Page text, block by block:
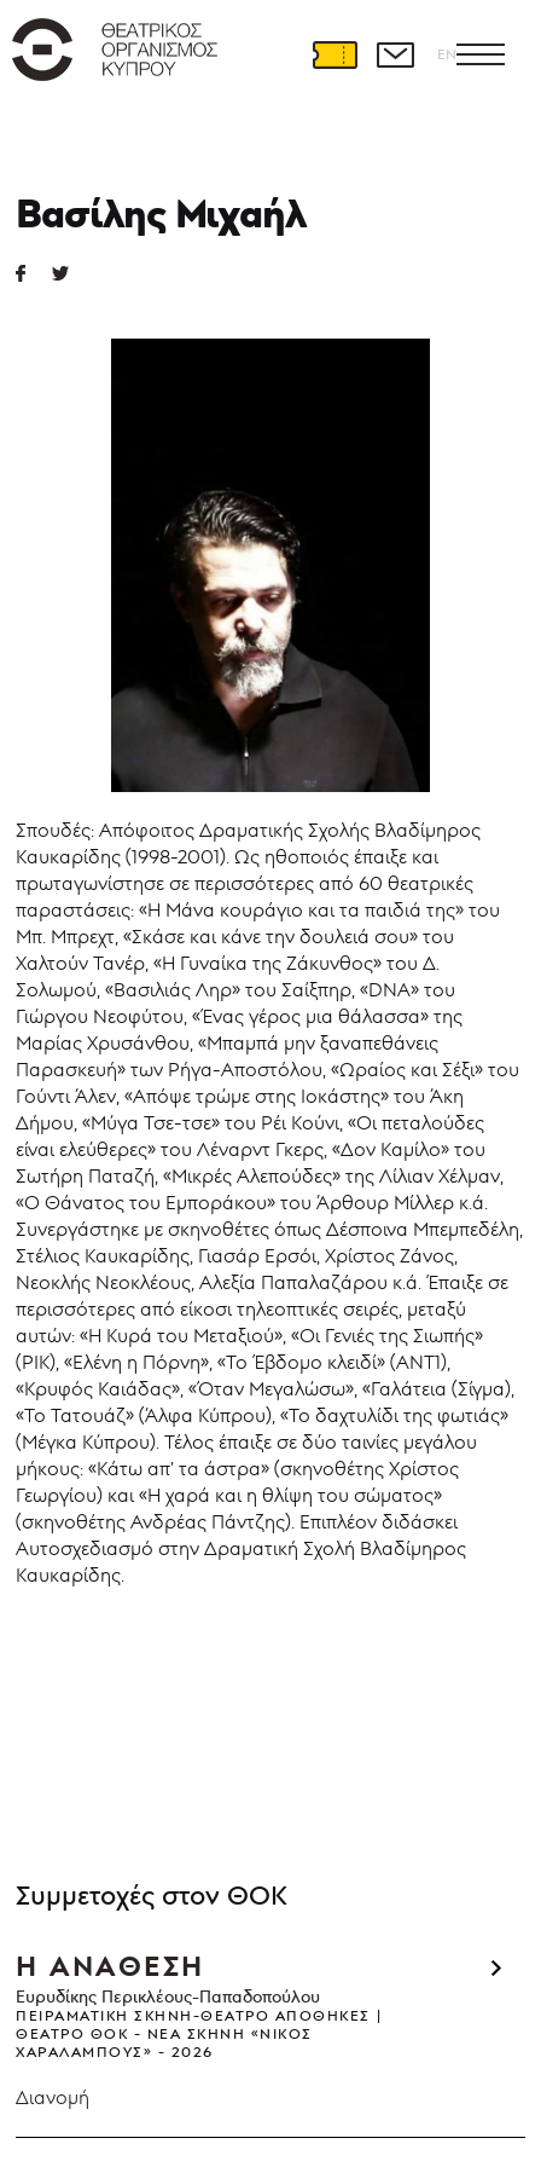
EN
Βασίλης Μιχαήλ
Σπουδές: Απόφοιτος Δραματικής Σχολής Βλαδίμηρος
Καυκαρίδης (1998-2001). Ως ηθοποιός έπαιξε και
πρωταγωνίστησε σε περισσότερες από 60 θεατρικές
παραστάσεις: «Η Μάνα κουράγιο και τα παιδιά της» του
Μπ. Μπρεχτ, «Σκάσε και κάνε την δουλειά σου» του
Χαλτούν Τανέρ, «Η Γυναίκα της Ζάκυνθος» του Δ.
Σολωμού, «Βασιλιάς Ληρ» του Σαίξπηρ, «DNA» του
Γιώργου Νεοφύτου, «Ένας γέρος μια θάλασσα» της
Μαρίας Χρυσάνθου, «Μπαμπά μην ξαναπεθάνεις
Παρασκευή» των Ρήγα-Αποστόλου, «Ωραίος και Σέξι» του
Γούντι Άλεν, «Απόψε τρώμε στης Ιοκάστης» του Άκη
Δήμου, «Μύγα Τσε-τσε» του Ρέι Κούνι, «Οι πεταλούδες
είναι ελεύθερες» του Λέναρντ Γκερς, «Δον Καμίλο» του
Σωτήρη Παταζή, «Μικρές Αλεπούδες» της Λίλιαν Χέλμαν,
«Ο Θάνατος του Εμποράκου» του Άρθουρ Μίλλερ κ.ά.
Συνεργάστηκε με σκηνοθέτες όπως Δέσποινα Μπεμπεδέλη,
Στέλιος Καυκαρίδης, Γιασάρ Ερσόι, Χρίστος Ζάνος,
Νεοκλής Νεοκλέους, Αλεξία Παπαλαζάρου κ.ά. Έπαιξε σε
περισσότερες από είκοσι τηλεοπτικές σειρές, μεταξύ
αυτών: «Η Κυρά του Μεταξιού», «Οι Γενιές της Σιωπής»
(ΡΙΚ), «Ελένη η Πόρνη», «Το Έβδομο κλειδί» (ΑΝΤ1),
«Κρυφός Καιάδας», «Όταν Μεγαλώσω», «Γαλάτεια (Σίγμα),
«Το Τατουάζ» (Άλφα Κύπρου), «Το δαχτυλίδι της φωτιάς»
(Μέγκα Κύπρου). Τέλος έπαιξε σε δύο ταινίες μεγάλου
μήκους: «Κάτω απ’ τα άστρα» (σκηνοθέτης Χρίστος
Γεωργίου) και «Η χαρά και η θλίψη του σώματος»
(σκηνοθέτης Ανδρέας Πάντζης). Επιπλέον διδάσκει
Αυτοσχεδιασμό στην Δραματική Σχολή Βλαδίμηρος
Καυκαρίδης.
Συμμετοχές στον ΘΟΚ
Η ΑΝΑΘΕΣΗ
Ευρυδίκης Περικλέους-Παπαδοπούλου
ΠΕΙΡΑΜΑΤΙΚΉ ΣΚΗΝΉ-ΘΈΑΤΡΟ ΑΠΟΘΉΚΕΣ
ΘΈΑΤΡΟ ΘΟΚ - ΝΈΑ ΣΚΗΝΉ «ΝΊΚΟΣ
ΧΑΡΑΛΆΜΠΟΥΣ»
2026
Διανομή